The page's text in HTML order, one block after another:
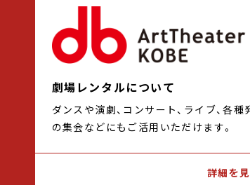
劇場レンタルについて
ダンスや演劇、コンサート、ライブ、各
の集会などにもご活用いただけます。
詳細を